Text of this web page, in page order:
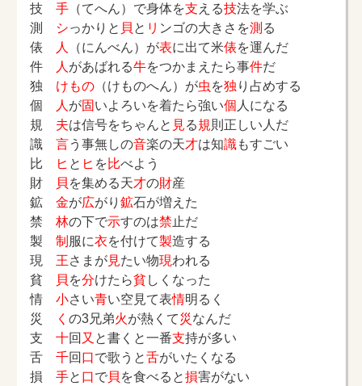
技 手 （てへん）で身体を支 える技法を学ぶ
測
シっかりと 貝 と リ ンゴの大きさを測 る
俵
人 （にんべん）が表に出て米俵を運んだ
件
人 があばれる牛をつかまえたら事件だ
独 けもの （けものへん）が虫 を独 り占めする
個
人 が固 いよろいを着たら強い個 人になる
規 夫は信号をちゃんと 見る規則正しい人だ
識 言う事無しの音楽の天才は知識もすごい
比
ヒ と ヒ を比べよう
財
貝 を集める天才の財産
鉱 金が広がり 鉱石が増えた
禁 林の下で示すのは禁 止だ
製 制 服に衣を付けて製造する
現 王さまが見たい物現われる
貧
貝 を分けたら貧 しくなった
情 小さい青い空見て表情明るく
災
く の3兄弟火が熱くて災なんだ
支 十回 又 と書くと一番支持が多い
舌 千回 口で歌うと舌がいたくなる
損 手と 口で貝 を食べると損害がない